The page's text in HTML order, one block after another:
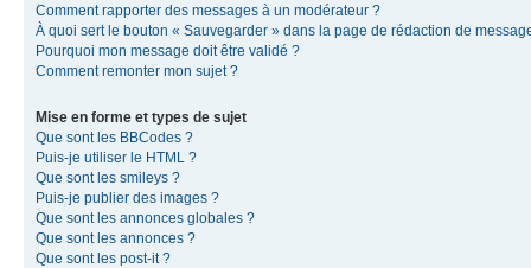
Comment rapporter des messages à un modérateur ?
À quoi sert le bouton « Sauvegarder » dans la page de rédaction de
Pourquoi mon message doit être validé ?
Comment remonter mon sujet ?
Mise en forme et types de sujet
Que sont les BBCodes ?
Puis-je utiliser le HTML ?
Que sont les smileys ?
Puis-je publier des images ?
Que sont les annonces globales ?
Que sont les annonces ?
Que sont les post-it ?